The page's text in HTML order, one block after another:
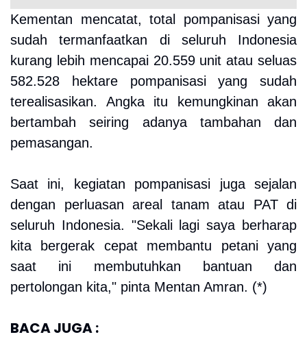
Kementan mencatat, total pompanisasi yang
sudah termanfaatkan di seluruh Indonesia
kurang lebih mencapai 20.559 unit atau seluas
582.528 hektare pompanisasi yang sudah
terealisasikan. Angka itu kemungkinan akan
bertambah seiring adanya tambahan dan
pemasangan.
Saat ini, kegiatan pompanisasi juga sejalan
dengan perluasan areal tanam atau PAT di
seluruh Indonesia. "Sekali lagi saya berharap
kita bergerak cepat membantu petani yang
saat ini membutuhkan bantuan dan
pertolongan kita," pinta Mentan Amran. (*)
BACA JUGA :